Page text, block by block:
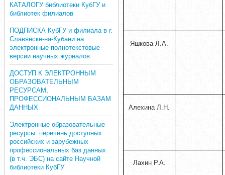
КАТАЛОГУ библиотеки КубГУ и
библиотек филиалов
ПОДПИСКА КубГУ и филиала в г.
Славянске-на-Кубани на
электронные полнотекстовые
версии научных журналов
ДОСТУП К ЭЛЕКТРОННЫМ
ОБРАЗОВАТЕЛЬНЫМ
РЕСУРСАМ,
ПРОФЕССИОНАЛЬНЫМ БАЗАМ
ДАННЫХ
Электронные образовательные
ресурсы: перечень доступных
российских и зарубежных
профессиональных баз данных
(в т.ч. ЭБС) на сайте Научной
библиотеки КубГУ
Яшкова Л.А.
Алехина Л.Н.
Лахин Р.А.